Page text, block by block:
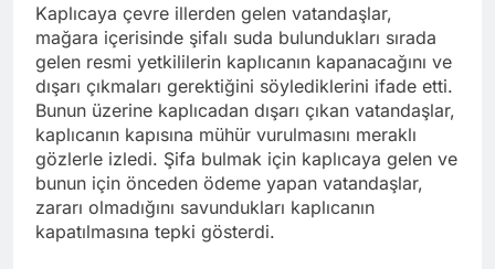
Kaplıcaya çevre illerden gelen vatandaşlar,
mağara içerisinde şifalı suda bulundukları sırada
gelen resmi yetkililerin kaplıcanın kapanacağını ve
dışarı çıkmaları gerektiğini söylediklerini ifade etti.
Bunun üzerine kaplıcadan dışarı çıkan vatandaşlar,
kaplıcanın kapısına mühür vurulmasını meraklı
gözlerle izledi. Şifa bulmak için kaplıcaya gelen ve
bunun için önceden ödeme yapan vatandaşlar,
zararı olmadığını savundukları kaplıcanın
kapatılmasına tepki gösterdi.